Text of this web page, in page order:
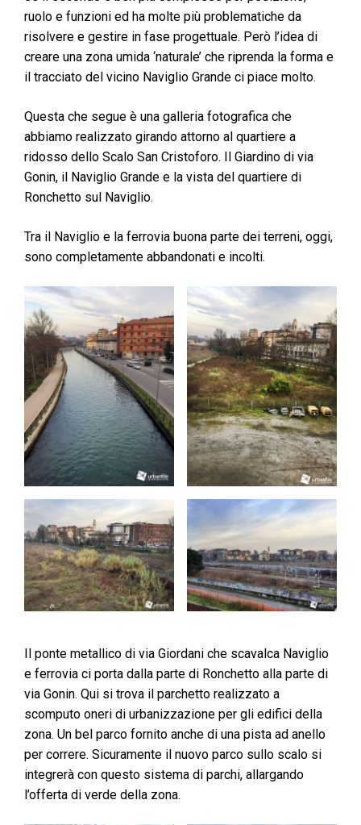
ruolo e funzioni ed ha molte più problematiche da
risolvere e gestire in fase progettuale. Però l’idea di
creare una zona umida ‘naturale’ che riprenda la forma e
il tracciato del vicino Naviglio Grande ci piace molto.
Questa che segue è una galleria fotografica che
abbiamo realizzato girando attorno al quartiere a
ridosso dello Scalo San Cristoforo. Il Giardino di via
Gonin, il Naviglio Grande e la vista del quartiere di
Ronchetto sul Naviglio.
Tra il Naviglio e la ferrovia buona parte dei terreni, oggi,
sono completamente abbandonati e incolti.
Il ponte metallico di via Giordani che scavalca Naviglio
e ferrovia ci porta dalla parte di Ronchetto alla parte di
via Gonin. Qui si trova il parchetto realizzato a
scomputo oneri di urbanizzazione per gli edifici della
zona. Un bel parco fornito anche di una pista ad anello
per correre. Sicuramente il nuovo parco sullo scalo si
integrerà con questo sistema di parchi, allargando
l’offerta di verde della zona.